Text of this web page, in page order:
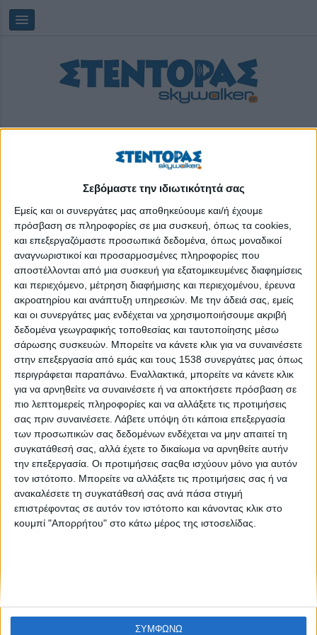
Σεβόμαστε την ιδιωτικότητά σας
Εμείς και οι συνεργάτες μας αποθηκεύουμε και/ή έχουμε
πρόσβαση σε πληροφορίες σε μια συσκευή, όπως τα cookies,
και επεξεργαζόμαστε προσωπικά δεδομένα, όπως μοναδικοί
αναγνωριστικοί και προσαρμοσμένες πληροφορίες που
αποστέλλονται από μια συσκευή για εξατομικευμένες διαφημίσεις
και περιεχόμενο, μέτρηση διαφήμισης και περιεχομένου, έρευνα
ακροατηρίου και ανάπτυξη υπηρεσιών. Με την άδειά σας, εμείς
και οι συνεργάτες μας ενδέχεται να χρησιμοποιήσουμε ακριβή
δεδομένα γεωγραφικής τοποθεσίας και ταυτοποίησης μέσω
σάρωσης συσκευών. Μπορείτε να κάνετε κλικ για να συναινέσετε
στην επεξεργασία από εμάς και τους 1538 συνεργάτες μας όπως
περιγράφεται παραπάνω. Εναλλακτικά, μπορείτε να κάνετε κλικ
για να αρνηθείτε να συναινέσετε ή να αποκτήσετε πρόσβαση σε
πιο λεπτομερείς πληροφορίες και να αλλάξετε τις προτιμήσεις
σας πριν συναινέσετε. Λάβετε υπόψη ότι κάποια επεξεργασία
των προσωπικών σας δεδομένων ενδέχεται να μην απαιτεί τη
συγκατάθεσή σας, αλλά έχετε το δικαίωμα να αρνηθείτε αυτήν
την επεξεργασία. Οι προτιμήσεις σαςθα ισχύουν μόνο για αυτόν
τον ιστότοπο. Μπορείτε να αλλάξετε τις προτιμήσεις σας ή να
ανακαλέσετε τη συγκατάθεσή σας ανά πάσα στιγμή
επιστρέφοντας σε αυτόν τον ιστότοπο και κάνοντας κλικ στο
κουμπί "Απορρήτου" στο κάτω μέρος της ιστοσελίδας.
ΣΥΜΦΩΝΩ
Παρασκευή, 07/08/2026 05:16:23
Αφυδάτωση
Μικρόβιωμα του Εντέρου και Διατροφή τους
Καλοκαιρινούς Μήνες: Ο Απόλυτος Σύμμαχος της Υγείας
None feed
CONNECT
NEWSLETTER